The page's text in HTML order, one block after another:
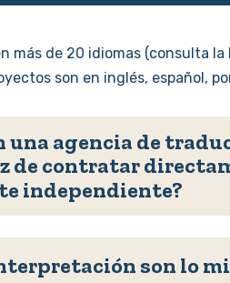
más de 20 idiomas (consulta la
son en inglés, español,
una agencia de
de contratar
independiente?
son lo